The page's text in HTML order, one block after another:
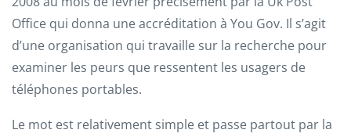
Office qui donna une accréditation à You Gov. Il s’agit
d’une organisation qui travaille sur la recherche pour
examiner les peurs que ressentent les usagers de
téléphones portables.
Le mot est relativement simple et passe partout par la